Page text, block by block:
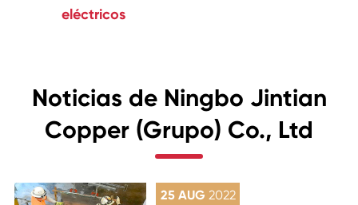
eléctricos
Noticias de Ningbo Jintian
Copper (Grupo) Co., Ltd
25 AUG 2022